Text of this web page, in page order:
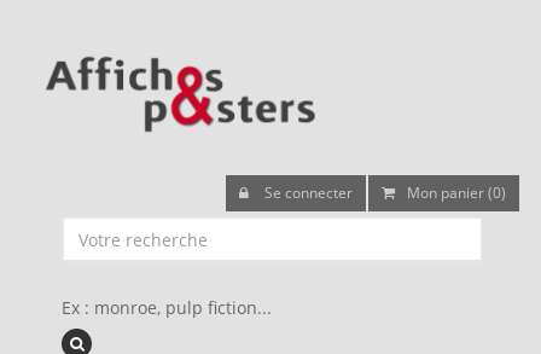
Se connecter Mon panier (0)
Ex : monroe, pulp fiction...